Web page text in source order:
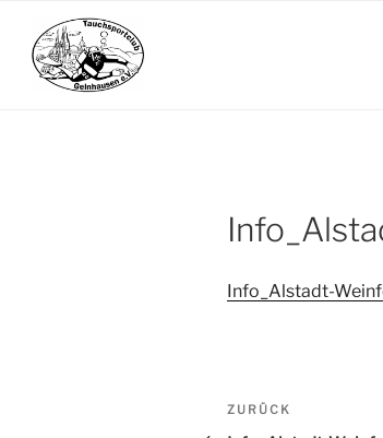
Inhalt
springen
Info_Alstadt-
Beitrags-
Vorheriger
ZURÜCK